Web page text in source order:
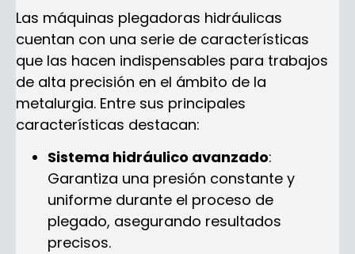
Las máquinas plegadoras hidráulicas
cuentan con una serie de características
que las hacen indispensables para trabajos
de alta precisión en el ámbito de la
metalurgia. Entre sus principales
características destacan:
Sistema hidráulico avanzado:
Garantiza una presión constante y
uniforme durante el proceso de
plegado, asegurando resultados
precisos.